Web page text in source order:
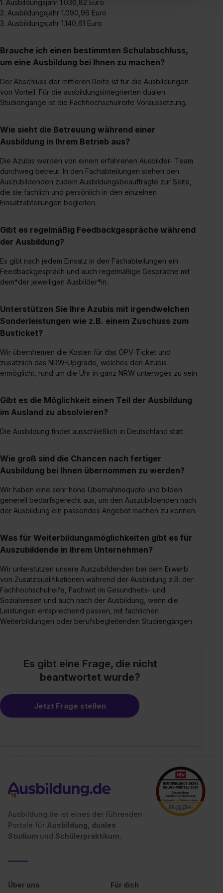
einverstanden, dass dir nach Setzen der Cookies externe
Inhalte (z.B. Videos oder Posts) angezeigt und hierfür
Dienste, ggfs. mit Sitz in den USA, übermittelt werden.
Eine Erlaubnis hierfür kannst du auch später noch im
Einzelfall bei dem jeweiligen Inhalt erteilen. Willst du nur
bestimmte Verwendungszwecke zulassen, triff deine
Auswahl über die Checkboxen und klick auf „Auswahl
erlauben“. Die Einwilligung zur Platzierung von Cookies
Media und Marketing“ umfasst hierbei die Einwilligung
zur Übermittlung deiner Daten in die USA (Art. 49 Abs. 1
angemessenes Datenschutzniveau (EuGH – Schrems
II). Du kannst die von dir erteilte Einwilligung jederzeit mit
Wirkung für die Zukunft ganz oder teilweise über unsere
Datenschutzerklärung unter dem Punkt „Datenschutz-
einzelnen Cookies findest du durch Klick auf „Details
zeigen“. Weitere Informationen:
Datenschutzerklärung
1. Ausbildungsjahr 1.036,82 Euro
2. Ausbildungsjahr 1.090,96 Euro
3. Ausbildungsjahr 1.140,61 Euro
Brauche ich einen bestimmten Schulabschluss,
um eine Ausbildung bei Ihnen zu machen?
Der Abschluss der mittleren Reife ist für die Ausbildungen
von Vorteil. Für die ausbildungsintegrierten dualen
Studiengänge ist die Fachhochschulreife Voraussetzung.
Wie sieht die Betreuung während einer
Ausbildung in Ihrem Betrieb aus?
Die Azubis werden von einem erfahrenen Ausbilder- Team
durchweg betreut. In den Fachabteilungen stehen den
Auszubildenden zudem Ausbildungsbeauftragte zur Seite,
die sie fachlich und persönlich in den einzelnen
Einsatzabteilungen begleiten.
Gibt es regelmäßig Feedbackgespräche während
der Ausbildung?
Es gibt nach jedem Einsatz in den Fachabteilungen ein
Feedbackgespräch und auch regelmäßige Gespräche mit
dem*der jeweiligen Ausbilder*in.
Unterstützen Sie Ihre Azubis mit irgendwelchen
Sonderleistungen wie z.B. einem Zuschuss zum
Busticket?
Wir übernhemen die Kosten für das ÖPV-Ticket und
zusätzlich das NRW-Upgrade, welches den Azubis
ermöglicht, rund um die Uhr in ganz NRW unterwges zu sein.
Gibt es die Möglichkeit einen Teil der Ausbildung
im Ausland zu absolvieren?
Die Ausbildung findet ausschließlich in Deutschland statt.
Wie groß sind die Chancen nach fertiger
Ausbildung bei Ihnen übernommen zu werden?
Wir haben eine sehr hohe Übernahmequote und bilden
generell bedarfsgerecht aus, um den Auszubildenden nach
der Ausbildung ein passendes Angebot machen zu können.
Was für Weiterbildungsmöglichkeiten gibt es für
Auszubildende in Ihrem Unternehmen?
Wir unterstützen unsere Auszubildenden bei dem Erwerb
von Zusatzqualifikationen während der Ausbildung z.B. der
Fachhochschulreife, Fachwirt im Gesundheits- und
Sozialwesen und auch nach der Ausbildung, wenn die
Leistungen entsprechend passen, mit fachlichen
Weiterbildungen oder berufsbegleitenden Studiengängen.
Es gibt eine Frage, die nicht
beantwortet wurde?
Jetzt Frage stellen
Ausbildung.de ist eines der führenden
Portale für Ausbildung, duales
Studium und Schülerpraktikum.
Über uns Für dich